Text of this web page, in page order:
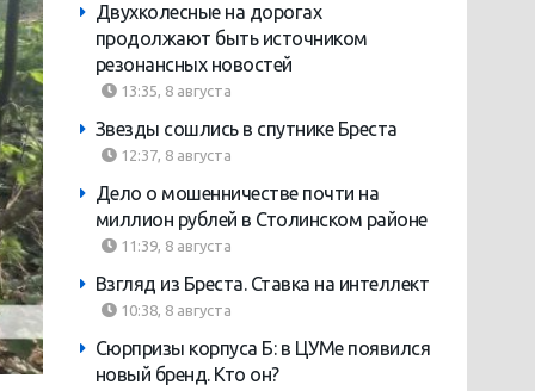
Двухколесные на дорогах
продолжают быть источником
резонансных новостей
13:35, 8 августа
Звезды сошлись в спутнике Бреста
12:37, 8 августа
Дело о мошенничестве почти на
миллион рублей в Столинском районе
11:39, 8 августа
Взгляд из Бреста. Ставка на интеллект
10:38, 8 августа
Сюрпризы корпуса Б: в ЦУМе появился
новый бренд. Кто он?